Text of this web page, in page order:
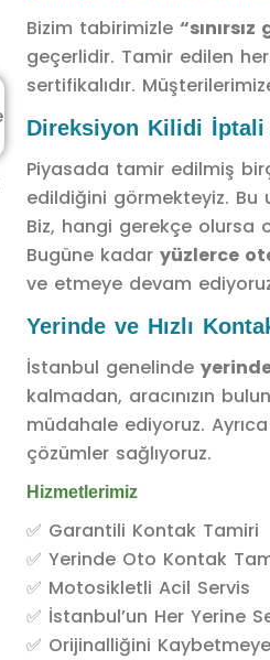
Bizim tabirimizle
geçerlidir. Tamir edilen
sertifikalıdır.
Direksiyon Kilidi İptali
Piyasada tamir edilmiş
edildiğini görmekteyiz. Bu
Biz, hangi gerekçe olursa
Bugüne kadaryüzlerce
ve etmeye devam
Yerinde ve Hızlı
İstanbul genelinde
kalmadan, aracınızın
müdahale ediyoruz. Ayrıca
çözümler sağlıyoruz.
Hizmetlerimiz
✅ Garantili Kontak Tamiri
✅ Yerinde Oto Kontak
✅ Motosikletli Acil Servis
✅ İstanbul’un Her Yerine
✅ Orijinalliğini